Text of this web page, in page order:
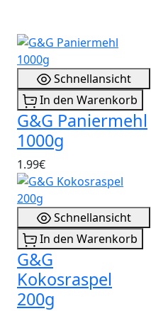
Schnellansicht
In den Warenkorb
G&G Paniermehl
1000g
1.99€
Schnellansicht
In den Warenkorb
G&G
Kokosraspel
200g